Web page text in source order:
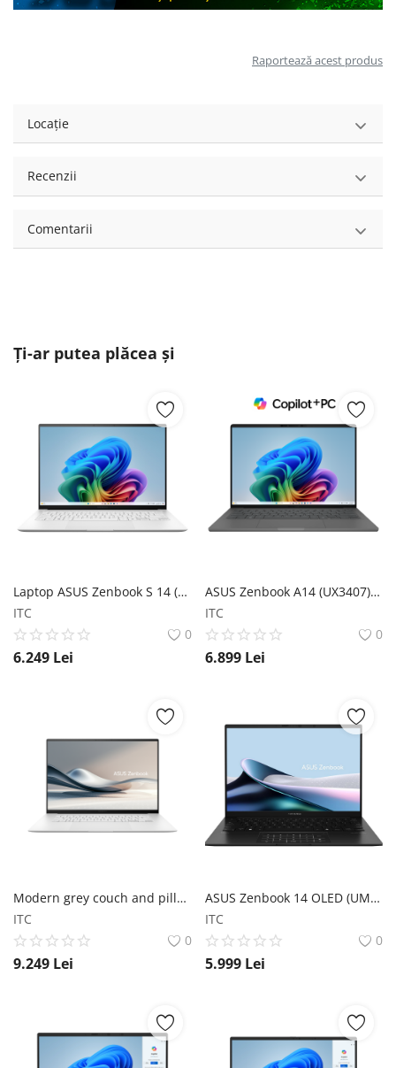
Raportează acest produs
Locație
Recenzii
Comentarii
Ți-ar putea plăcea și
Laptop ASUS Zenbook S 14 (UX5406) 2024 ASUS
ITC
0
6.249 Lei
ASUS Zenbook A14 (UX3407); Copilot+ PC ASUS
ITC
0
6.899 Lei
Modern grey couch and pillows
ITC
0
9.249 Lei
ASUS Zenbook 14 OLED (UM3406) ASUS
ITC
0
5.999 Lei